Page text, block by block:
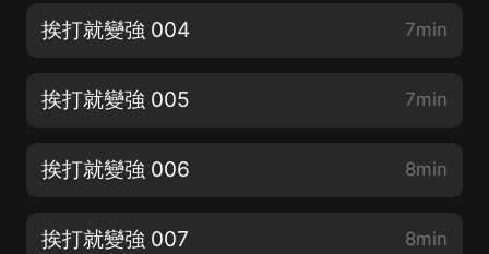
挨打就變強 004 7min
挨打就變強 005 7min
挨打就變強 006 8min
挨打就變強 007 8min